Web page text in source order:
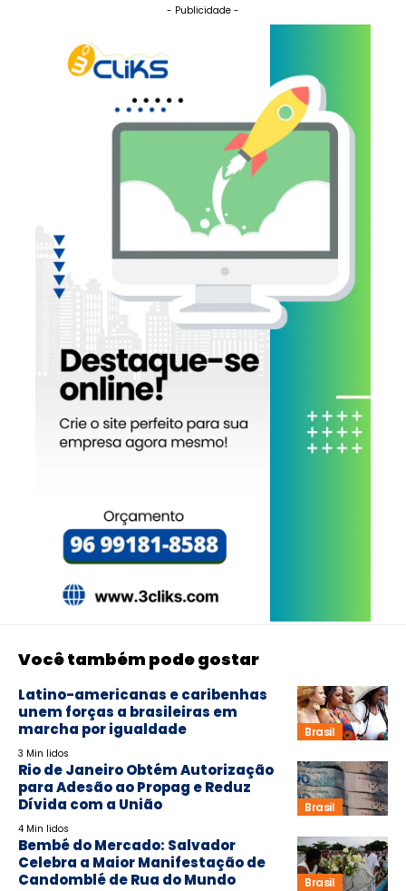
- Publicidade -
Você também pode gostar
Brasil
Latino-americanas e caribenhas
unem forças a brasileiras em
marcha por igualdade
3 Min lidos
Brasil
Rio de Janeiro Obtém Autorização
para Adesão ao Propag e Reduz
Dívida com a União
4 Min lidos
Brasil
Bembé do Mercado: Salvador
Celebra a Maior Manifestação de
Candomblé de Rua do Mundo